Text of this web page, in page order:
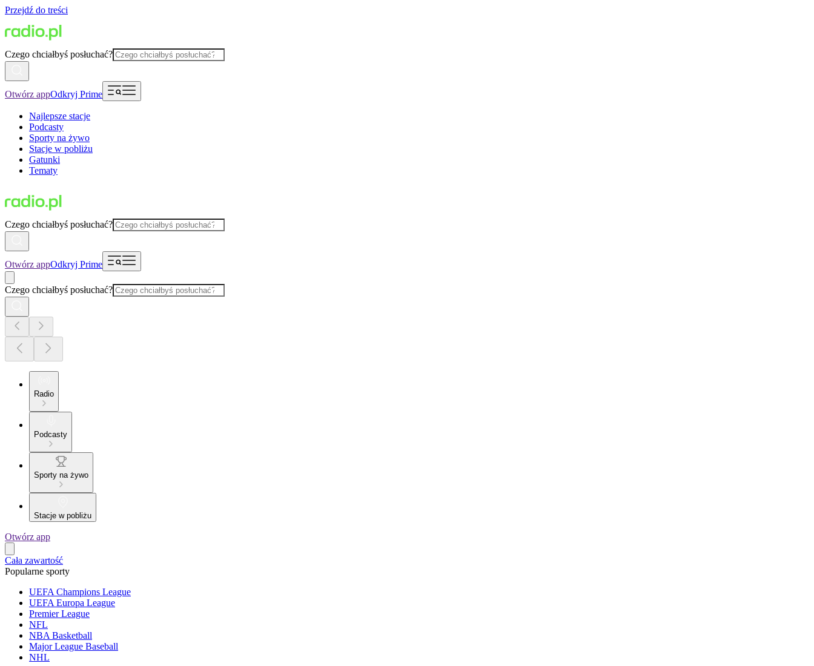
Przejdź do treści
Czego chciałbyś posłuchać?
Otwórz appOdkryj Prime
Najlepsze stacje
Podcasty
Sporty na żywo
Stacje w pobliżu
Gatunki
Tematy
Czego chciałbyś posłuchać?
Otwórz appOdkryj Prime
Czego chciałbyś posłuchać?
Radio
Podcasty
Sporty na żywo
Stacje w pobliżu
Otwórz app
Cała zawartość
Popularne sporty
UEFA Champions League
UEFA Europa League
Premier League
NFL
NBA Basketball
Major League Baseball
NHL